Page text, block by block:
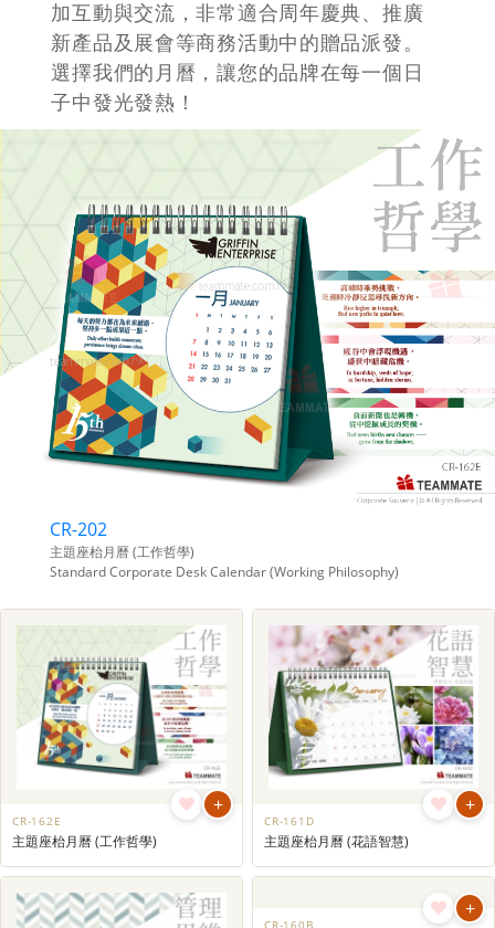
加互動與交流，非常適合周年慶典、推廣
新產品及展會等商務活動中的贈品派發。
選擇我們的月曆，讓您的品牌在每一個日
子中發光發熱！
CR-202
主題座枱月曆 (工作哲學)
Standard Corporate Desk Calendar (Working Philosophy)
+
CR-162E
主題座枱月曆 (工作哲學)
+
CR-161D
主題座枱月曆 (花語智慧)